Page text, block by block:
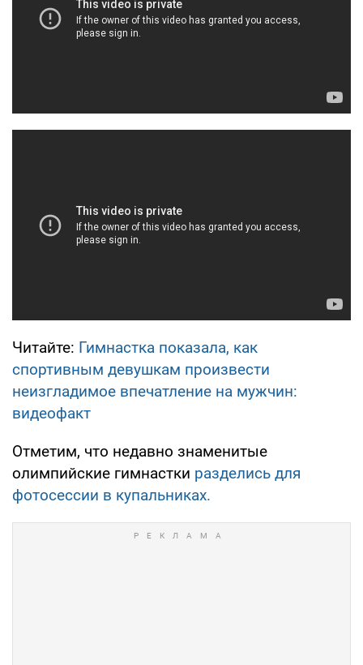
Читайте: Гимнастка показала, как
спортивным девушкам произвести
неизгладимое впечатление на мужчин:
видеофакт
Отметим, что недавно знаменитые
олимпийские гимнастки разделись для
фотосессии в купальниках.